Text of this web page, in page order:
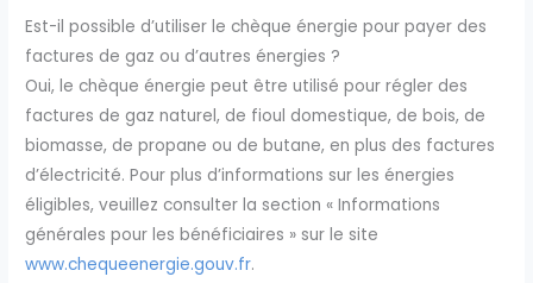
Est-il possible d’utiliser le chèque énergie pour payer des
factures de gaz ou d’autres énergies ?
Oui, le chèque énergie peut être utilisé pour régler des
factures de gaz naturel, de fioul domestique, de bois, de
biomasse, de propane ou de butane, en plus des factures
d’électricité. Pour plus d’informations sur les énergies
éligibles, veuillez consulter la section « Informations
générales pour les bénéficiaires » sur le site
www.chequeenergie.gouv.fr.